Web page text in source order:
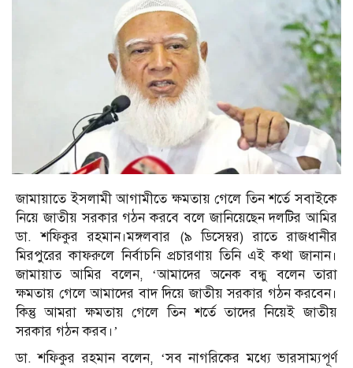
জামায়াতে ইসলামী আগামীতে ক্ষমতায় গেলে তিন শর্তে সবাইকে
নিয়ে জাতীয় সরকার গঠন করবে বলে জানিয়েছেন দলটির আমির
ডা. শফিকুর রহমান।মঙ্গলবার (৯ ডিসেম্বর) রাতে রাজধানীর
মিরপুরের কাফরুলে নির্বাচনি প্রচারণায় তিনি এই কথা জানান।
জামায়াত আমির বলেন, ‘আমাদের অনেক বন্ধু বলেন তারা
ক্ষমতায় গেলে আমাদের বাদ দিয়ে জাতীয় সরকার গঠন করবেন।
কিন্তু আমরা ক্ষমতায় গেলে তিন শর্তে তাদের নিয়েই জাতীয়
সরকার গঠন করব।’
ডা. শফিকুর রহমান বলেন, ‘সব নাগরিকের মধ্যে ভারসাম্যপূর্ণ